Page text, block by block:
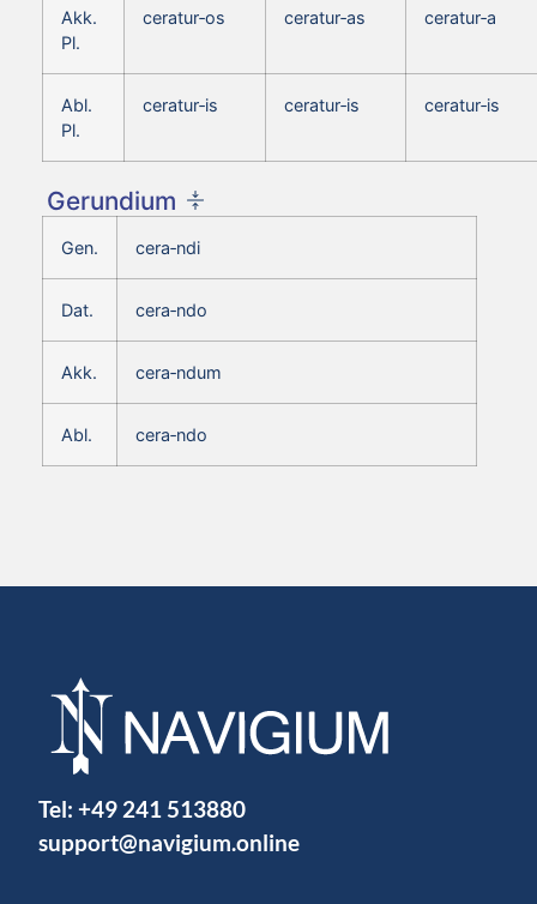
Akk.
Pl.
ceratur‑os ceratur‑as ceratur‑a
Abl.
Pl.
ceratur‑is ceratur‑is ceratur‑is
Gerundium
Gen. cera‑ndi
Dat. cera‑ndo
Akk. cera‑ndum
Abl. cera‑ndo
Tel: +49 241 513880
support@navigium.online